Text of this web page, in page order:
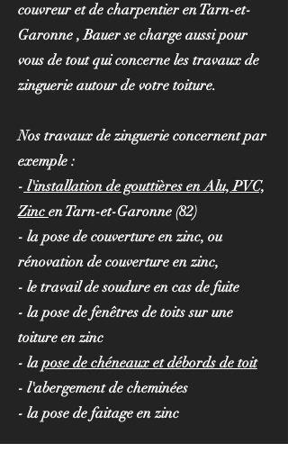
couvreur et de charpentier en Tarn-et-
Garonne , Bauer se charge aussi pour
vous de tout qui concerne les travaux de
zinguerie autour de votre toiture.
Nos travaux de zinguerie concernent par
exemple :
- l'installation de gouttières en Alu, PVC,
Zinc en Tarn-et-Garonne (82)
- la pose de couverture en zinc, ou
rénovation de couverture en zinc,
- le travail de soudure en cas de fuite
- la pose de fenêtres de toits sur une
toiture en zinc
- lapose de chéneaux et débords de toit
- l'abergement de cheminées
- la pose de faitage en zinc